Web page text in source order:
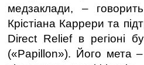
медзаклади, –
Крістіана Каррери та
Direct Relief в регіоні
(«Papillon»). Його мета –